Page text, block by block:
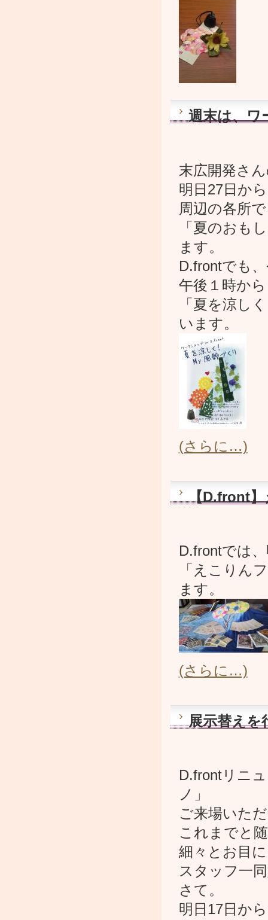
週末は、ワ
末広開発さ
明日27日か
周辺の各所で
「夏のおも
ます。
D.frontでも
午後１時か
「夏を涼し
います。
(さらに…)
【D.front
D.frontでは
「えこりん
ます。
(さらに…)
展示替えを
D.frontリニ
ノ」
ご来場いた
これまでと
細々とお目
スタッフ一
さて。
明日17日か